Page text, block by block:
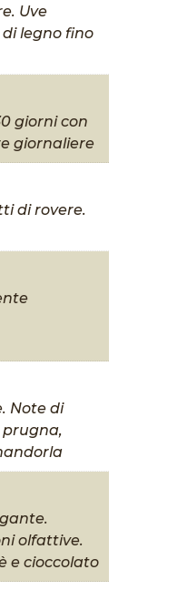
Uve
legno fino
giorni con
giornaliere
di rovere.
Note di
olfattive.
e cioccolato